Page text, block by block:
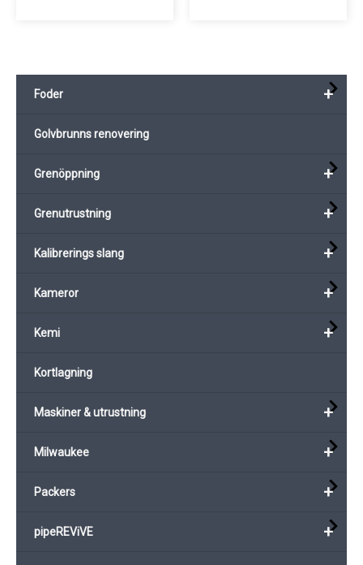
varianter.
väljas
+
Foder
Golvbrunns renovering
+
Grenöppning
+
Grenutrustning
+
Kalibrerings slang
+
Kameror
+
Kemi
Kortlagning
+
Maskiner & utrustning
+
Milwaukee
+
Packers
+
pipeREViVE